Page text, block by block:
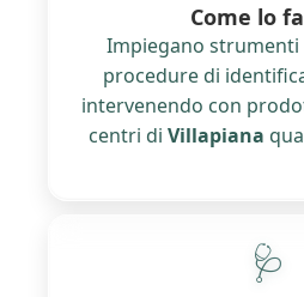
Come lo
Impiegano strumenti
procedure di
intervenendo con
centri di Villapiana
🩺